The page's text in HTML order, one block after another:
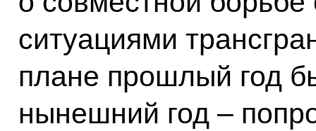
ситуациями
плане прошлый год
нынешний год –